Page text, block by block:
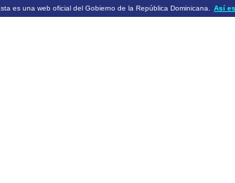
es una web oficial del Gobierno de la República Dominicana. Así
utilizan .gob.do o .gov.do
Los sitios
un sitio
información